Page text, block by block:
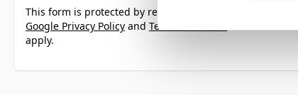
This form is protected by reCAPTCHA - the
Google Privacy Policy and Terms of Service
apply.